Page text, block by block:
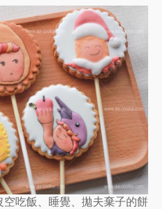
吃飯、睡覺、拋夫棄子的餅